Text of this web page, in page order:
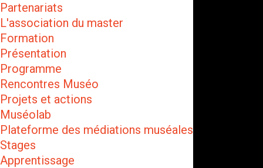
Partenariats
L'association du master
Formation
Présentation
Programme
Rencontres Muséo
Projets et actions
Muséolab
Plateforme des médiations muséales
Stages
Apprentissage